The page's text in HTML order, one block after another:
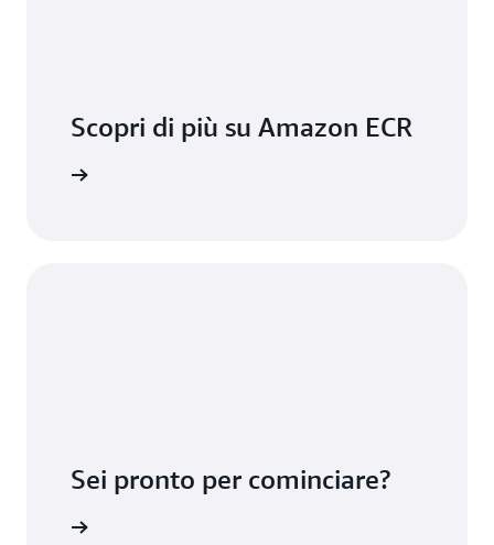
Scopri di più su Amazon ECR
Sei pronto per cominciare?